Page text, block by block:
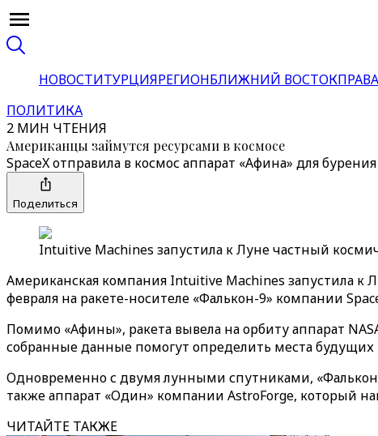
НОВОСТИТУРЦИЯРЕГИОНБЛИЖНИЙ ВОСТОК
ПОЛИТИКА
2 МИН ЧТЕНИЯ
Американцы займутся ресурсами в космосе
SpaceX отправила в космос аппарат «Афина» для
Поделиться
Intuitive Machines запустила к Луне частный
Американская компания Intuitive Machines запустила к
февраля на ракете-носителе «Фалькон-9» компании
Помимо «Афины», ракета вывела на орбиту аппарат
собранные данные помогут определить места
Одновременно с двумя лунными спутниками,
также аппарат «Один» компании AstroForge, который
ЧИТАЙТЕ ТАКЖЕ